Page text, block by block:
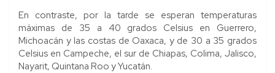
En contraste, por la tarde se esperan temperaturas
máximas de 35 a 40 grados Celsius en Guerrero,
Michoacán y las costas de Oaxaca, y de 30 a 35 grados
Celsius en Campeche, el sur de Chiapas, Colima, Jalisco,
Nayarit, Quintana Roo y Yucatán.